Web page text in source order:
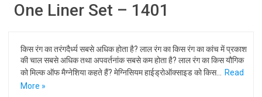
One Liner Set – 1401
किस रंग का तरंगदैर्ध्य सबसे अधिक होता है? लाल रंग का किस रंग का कांच में प्रकाश
की चाल सबसे अधिक तथा अपवर्तनांक सबसे कम होता है? लाल रंग का किस यौगिक
को मिल्क ऑफ मैग्नेशिया कहते हैं? मेग्निसियम हाईड्रोऑक्साइड को किस…
Read
More »